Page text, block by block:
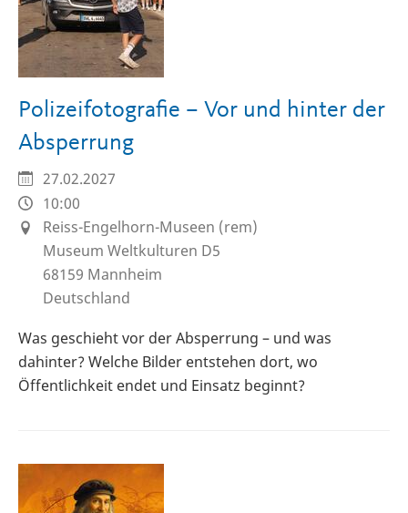
Polizeifotografie – Vor und hinter der
Absperrung
27.02.2027
10:00
Reiss-Engelhorn-Museen (rem)
Museum Weltkulturen D5
68159 Mannheim
Deutschland
Was geschieht vor der Absperrung – und was
dahinter? Welche Bilder entstehen dort, wo
Öffentlichkeit endet und Einsatz beginnt?